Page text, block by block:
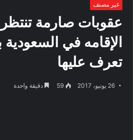
غير مصنف
عقوبات صارمة
الإقامه في
تعرف عليها
26 يونيو، 2017 59 دقيقة واحدة